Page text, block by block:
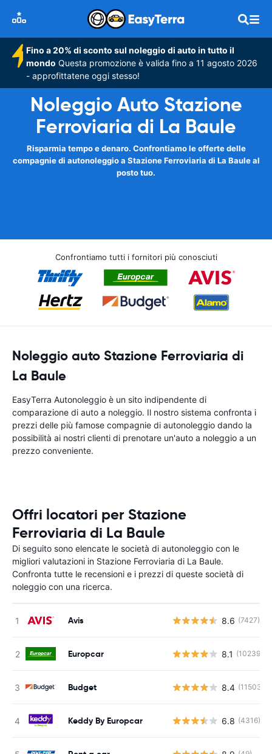
Fino a 20% di sconto sul noleggio di auto in tutto il
mondo Questa promozione è valida fino a 11 agosto 2026
- approfittatene oggi stesso!
Noleggio Auto Stazione
Ferroviaria di La Baule
Risparmia tempo e denaro. Confrontiamo le offerte delle
compagnie di autonoleggio a Stazione Ferroviaria di La Baule al
posto tuo.
Confrontiamo tutti i fornitori più conosciuti
Noleggio auto Stazione Ferroviaria di
La Baule
EasyTerra Autonoleggio è un sito indipendente di
comparazione di auto a noleggio. Il nostro sistema confronta i
prezzi delle più famose compagnie di autonoleggio dando la
possibilità ai nostri clienti di prenotare un'auto a noleggio a un
prezzo conveniente.
Offri locatori per Stazione
Ferroviaria di La Baule
Di seguito sono elencate le società di autonoleggio con le
migliori valutazioni in Stazione Ferroviaria di La Baule.
Confronta tutte le recensioni e i prezzi di queste società di
noleggio con una ricerca.
Avis 8.6 (7427)
Europcar 8.1 (10239)
Budget 8.4 (11503)
Keddy By Europcar 6.8 (4316)